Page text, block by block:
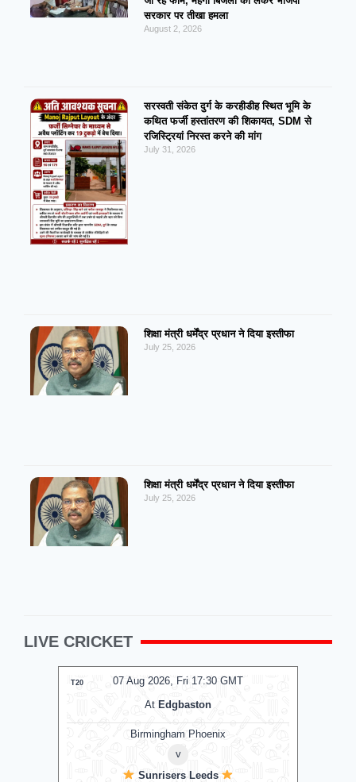
सरकार पर तीखा हमला
August 2, 2026
सरस्वती संकेत दुर्ग के करहीडीह स्थित भूमि के
कथित फर्जी हस्तांतरण की शिकायत, SDM से
रजिस्ट्रियां निरस्त करने की मांग
July 31, 2026
शिक्षा मंत्री धर्मेंद्र प्रधान ने दिया इस्तीफा
July 25, 2026
शिक्षा मंत्री धर्मेंद्र प्रधान ने दिया इस्तीफा
July 25, 2026
LIVE CRICKET
07 Aug 2026, Fri 17:30 GMT
T20
At Edgbaston
Birmingham Phoenix
v
Sunrisers Leeds